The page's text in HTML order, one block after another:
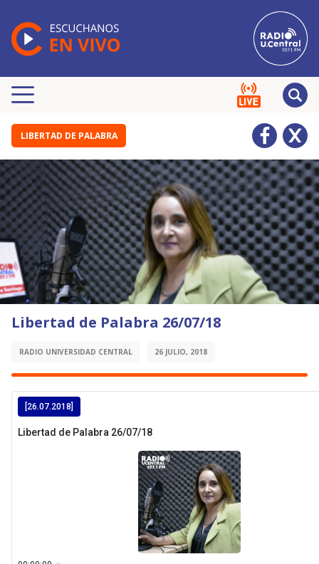
LIBERTAD DE PALABRA
Libertad de Palabra 26/07/18
RADIO UNIVERSIDAD CENTRAL 26 JULIO, 2018